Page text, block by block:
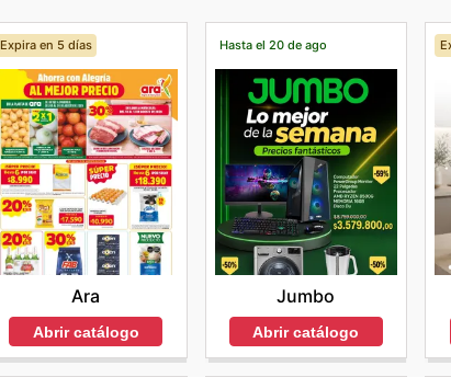
Expira en 5 días
Ara
Abrir catálogo
Hasta el 20 de ago
Jumbo
Abrir catálogo